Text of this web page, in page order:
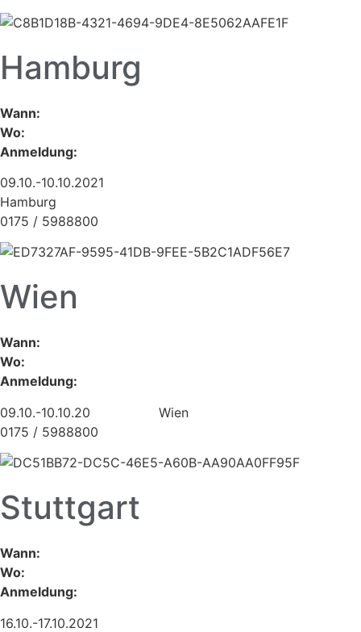
Hamburg
Wann:
Wo:
Anmeldung:
09.10.-10.10.2021
Hamburg
0175 / 5988800
Wien
Wann:
Wo:
Anmeldung:
09.10.-10.10.20 Wien
0175 / 5988800
Stuttgart
Wann:
Wo:
Anmeldung:
16.10.-17.10.2021